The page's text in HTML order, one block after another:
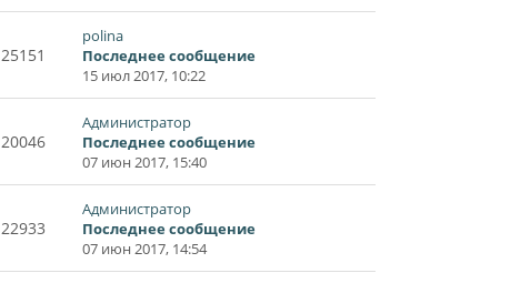
25151
polina
Последнее сообщение
15 июл 2017, 10:22
20046
Администратор
Последнее сообщение
07 июн 2017, 15:40
22933
Администратор
Последнее сообщение
07 июн 2017, 14:54